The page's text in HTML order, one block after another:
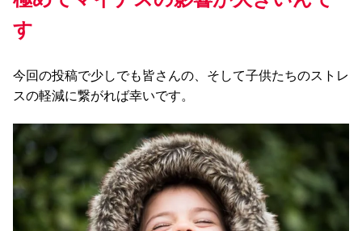
す
今回の投稿で少しでも皆さんの、そして子供たちのストレ
スの軽減に繋がれば幸いです。